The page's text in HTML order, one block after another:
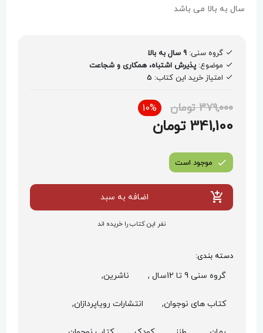
سال به بالا می باشد
گروه سنی:9 سال به بالا
موضوع:پذیرش اشتباه، همکاری و شجاعت
امتیاز خرید این کتاب: 5
379,000 تومان 10%
341,100 تومان
موجود است
اضافه به سبد
نفر این کتاب را خریده اند
دسته بندی:
گروه سنی 9 تا 12سال , ناشرین,
کتاب های نوجوان, انتشارات رویاپردازان,